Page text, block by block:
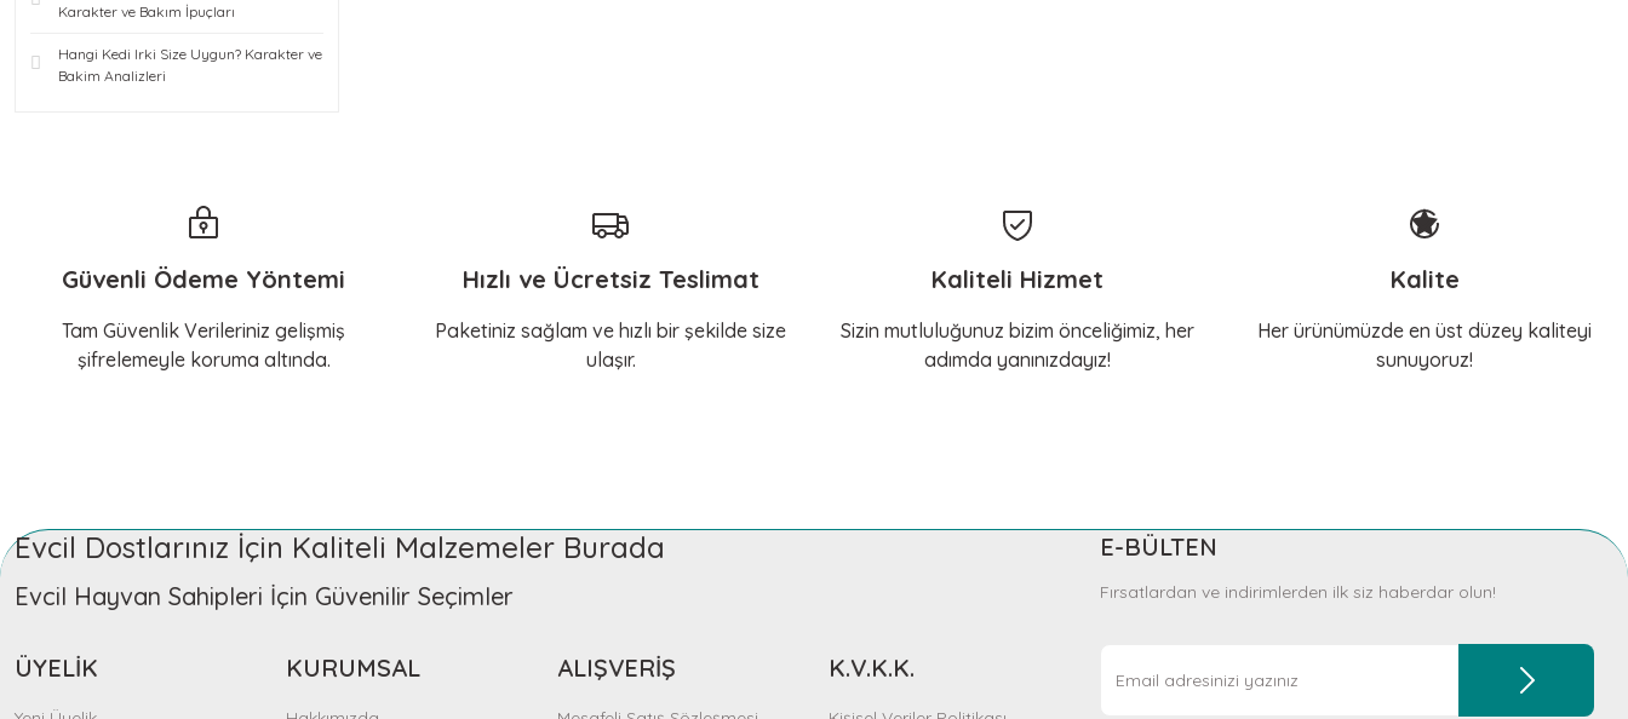
Karakter ve Bakım İpuçları
Hangi Kedi Irki Size Uygun? Karakter ve
Bakim Analizleri
Güvenli Ödeme Yöntemi
Tam Güvenlik Verileriniz gelişmiş
şifrelemeyle koruma altında.
Hızlı ve Ücretsiz Teslimat
Paketiniz sağlam ve hızlı bir şekilde size
ulaşır.
Kaliteli Hizmet
Sizin mutluluğunuz bizim önceliğimiz, her
adımda yanınızdayız!
Kalite
Her ürünümüzde en üst düzey kaliteyi
sunuyoruz!
Evcil Dostlarınız İçin Kaliteli Malzemeler Burada
Evcil Hayvan Sahipleri İçin Güvenilir Seçimler
ÜYELİK KURUMSAL ALIŞVERİŞ K.V.K.K.
E-BÜLTEN
Fırsatlardan ve indirimlerden ilk siz haberdar olun!